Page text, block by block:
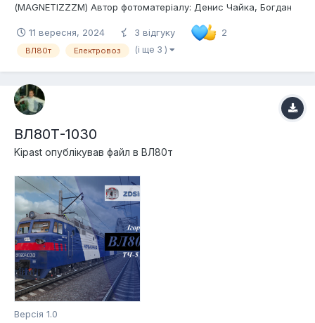
(MAGNETIZZZM) Автор фотоматеріалу: Дениc Чайка, Богдан
Депо приписки: ТЧ-6 Кременчук Опис: Електровоз змінного
струму Української залізниці ВЛ80Т-1075
11 вересня, 2024 3 відгуку 2
ВЛ80т Електровоз (і ще 3 )
ВЛ80Т-1030
Kipast опублікував файл в ВЛ80т
Версія 1.0